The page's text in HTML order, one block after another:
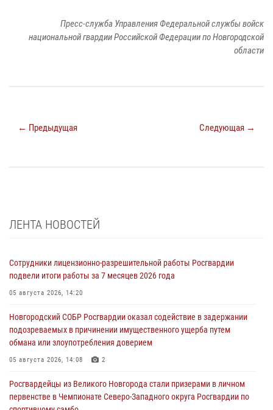
Пресс-служба Управления Федеральной службы войск
национальной гвардии Российской Федерации по Новгородской
области
← Предыдущая Следующая →
ЛЕНТА НОВОСТЕЙ
Сотрудники лицензионно-разрешительной работы Росгвардии
подвели итоги работы за 7 месяцев 2026 года
05 августа 2026, 14:20
Новгородский СОБР Росгвардии оказал содействие в задержании
подозреваемых в причинении имущественного ущерба путем
обмана или злоупотребления доверием
05 августа 2026, 14:08 2
Росгвардейцы из Великого Новгорода стали призерами в личном
первенстве в Чемпионате Северо-Западного округа Росгвардии по